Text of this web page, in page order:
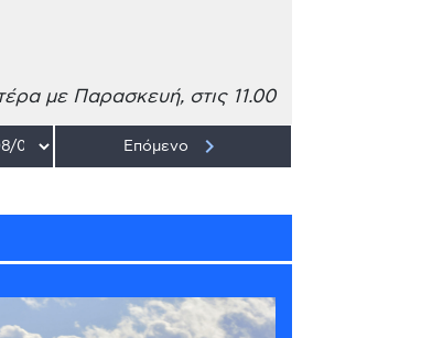
με Παρασκευή, στις 11.00
Επόμενο keyboard_arrow_right